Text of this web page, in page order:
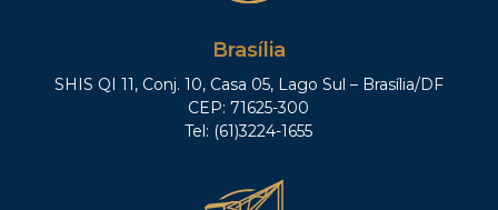
Brasília
SHIS QI 11, Conj. 10, Casa 05, Lago Sul – Brasília/DF
CEP: 71625-300
Tel: (61)3224-1655